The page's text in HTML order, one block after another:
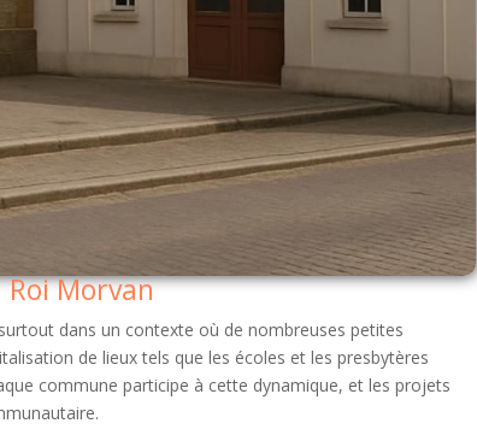
Morvan
dans un contexte où de nombreuses petites
de lieux tels que les écoles et les presbytères
commune participe à cette dynamique, et les projets